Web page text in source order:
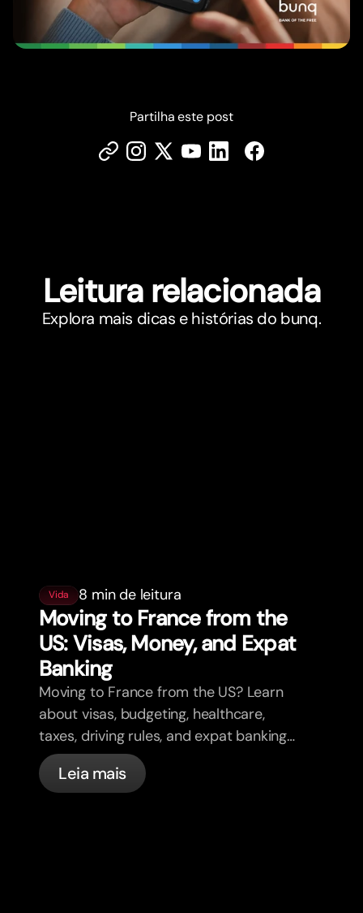
Partilha este post
Leitura relacionada
Explora mais dicas e histórias do bunq.
Vida 8 min de leitura
Moving to France from the
US: Visas, Money, and Expat
Banking
Moving to France from the US? Learn
about visas, budgeting, healthcare,
taxes, driving rules, and expat banking
in France with bunq.
Leia mais